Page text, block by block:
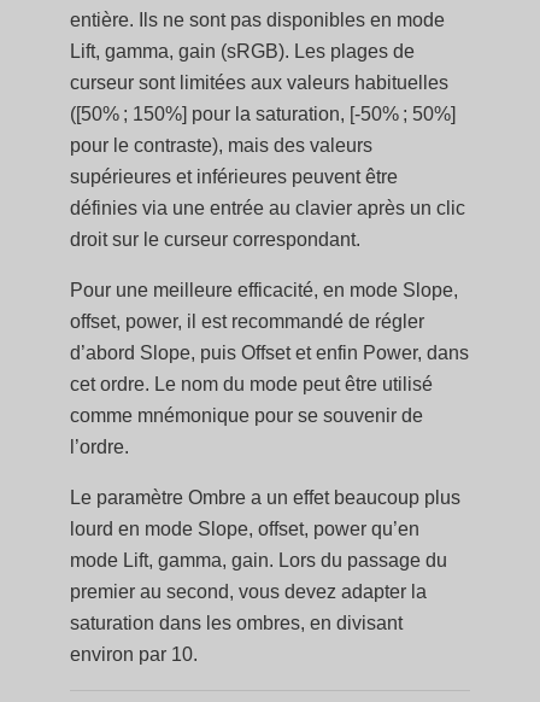
entière. Ils ne sont pas disponibles en mode
Lift, gamma, gain (sRGB). Les plages de
curseur sont limitées aux valeurs habituelles
([50% ; 150%] pour la saturation, [-50% ; 50%]
pour le contraste), mais des valeurs
supérieures et inférieures peuvent être
définies via une entrée au clavier après un clic
droit sur le curseur correspondant.
Pour une meilleure efficacité, en mode Slope,
offset, power, il est recommandé de régler
d’abord Slope, puis Offset et enfin Power, dans
cet ordre. Le nom du mode peut être utilisé
comme mnémonique pour se souvenir de
l’ordre.
Le paramètre Ombre a un effet beaucoup plus
lourd en mode Slope, offset, power qu’en
mode Lift, gamma, gain. Lors du passage du
premier au second, vous devez adapter la
saturation dans les ombres, en divisant
environ par 10.